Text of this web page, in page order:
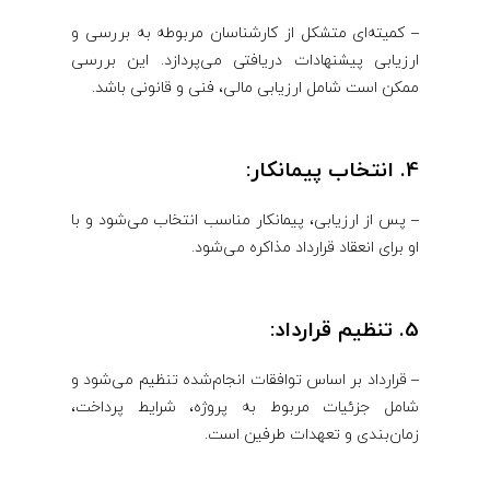
– کمیته‌ای متشکل از کارشناسان مربوطه به بررسی و
ارزیابی پیشنهادات دریافتی می‌پردازد. این بررسی
ممکن است شامل ارزیابی مالی، فنی و قانونی باشد.
4. انتخاب پیمانکار:
– پس از ارزیابی، پیمانکار مناسب انتخاب می‌شود و با
او برای انعقاد قرارداد مذاکره می‌شود.
5. تنظیم قرارداد:
– قرارداد بر اساس توافقات انجام‌شده تنظیم می‌شود و
شامل جزئیات مربوط به پروژه، شرایط پرداخت،
زمان‌بندی و تعهدات طرفین است.